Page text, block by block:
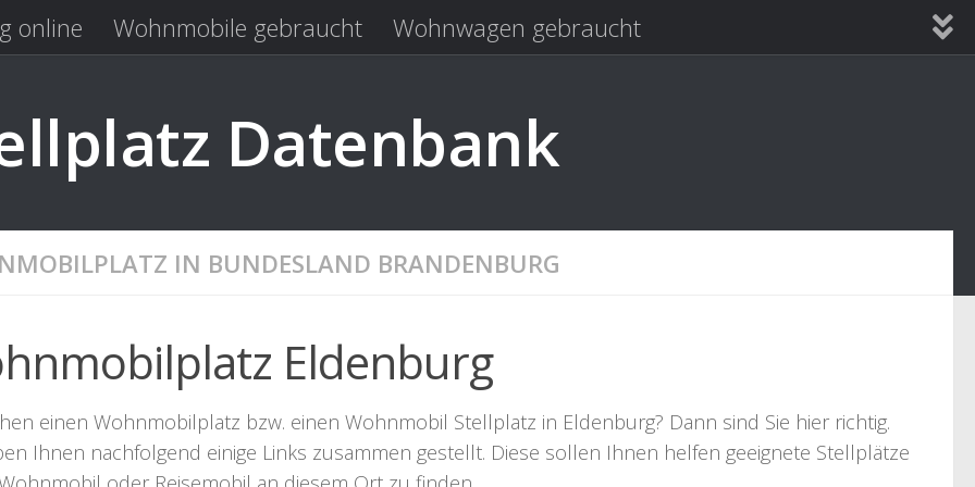
online Wohnmobile gebraucht
Wohnwagen gebraucht
Datenbank
IN BUNDESLAND BRANDENBURG
Eldenburg
einen Wohnmobilplatz bzw. einen Wohnmobil Stellplatz in Eldenburg? Dann sind Sie hier richtig.
Ihnen nachfolgend einige Links zusammen gestellt. Diese sollen Ihnen helfen geeignete Stellplätze